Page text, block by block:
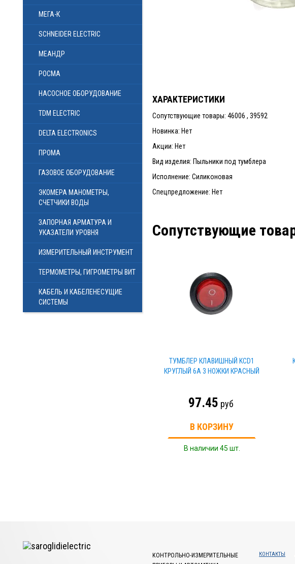
МЕГА-К
SCHNEIDER ELECTRIC
МЕАНДР
РОСМА
НАСОСНОЕ ОБОРУДОВАНИЕ
TDM ELECTRIC
DELTA ELECTRONICS
ПРОМА
ГАЗОВОЕ ОБОРУДОВАНИЕ
ЭКОМЕРА МАНОМЕТРЫ,
СЧЕТЧИКИ ВОДЫ
ЗАПОРНАЯ АРМАТУРА И
УКАЗАТЕЛИ УРОВНЯ
ИЗМЕРИТЕЛЬНЫЙ ИНСТРУМЕНТ
ТЕРМОМЕТРЫ, ГИГРОМЕТРЫ ВИТ
КАБЕЛЬ И КАБЕЛЕНЕСУЩИЕ
СИСТЕМЫ
ХАРАКТЕРИСТИКИ
Сопутствующие товары: 46006 , 39592
Новинка: Нет
Акции: Нет
Вид изделия: Пыльники под тумблера
Исполнение: Силиконовая
Спецпредложение: Нет
Сопутствующие
ТУМБЛЕР КЛАВИШНЫЙ KCD1
КРУГЛЫЙ 6А 3 НОЖКИ КРАСНЫЙ
97.45 руб
В КОРЗИНУ
В наличии 45 шт.
КОНТРОЛЬНО-ИЗМЕРИТЕЛЬНЫЕ
КОНТАКТЫ